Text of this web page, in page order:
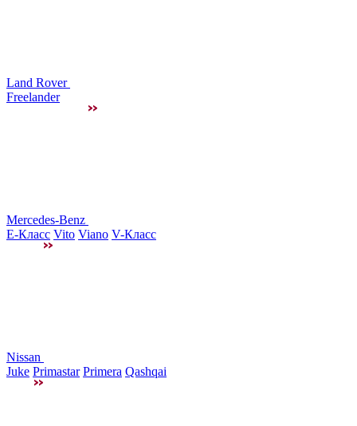
Land Rover
Freelander
Mercedes-Benz
E-Класс Vito Viano V-Класс
Nissan
Juke Primastar Primera Qashqai